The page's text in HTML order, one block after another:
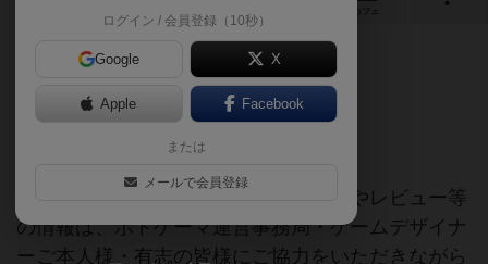
カフェ
海外ゲームの日本語版
ご協力ください
当サイトに掲載されている作品説明文やレビュー等
の情報は、ボドゲーマ運営事務局・ゲームデザイナ
ーご本人様・有志の皆様にご協力をいただきながら
ログイン / 会員登録（10秒）
Google X
Apple Facebook
または
メールで会員登録